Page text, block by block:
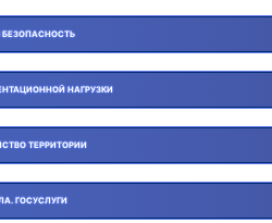
НАГРУЗКИ
ТЕРРИТОРИИ
ГОСУСЛУГИ